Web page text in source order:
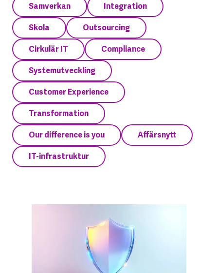
Samverkan Integration
Skola Outsourcing
Cirkulär IT Compliance
Systemutveckling
Customer Experience
Transformation
Our difference is you Affärsnytt
IT-infrastruktur